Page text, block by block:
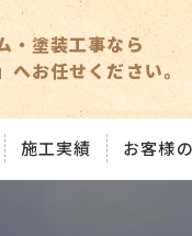
・塗装工事なら
へお任せください。
施工実績 お客様